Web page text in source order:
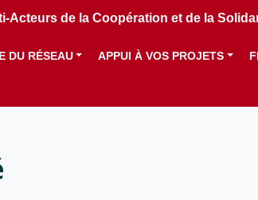
Acteurs de la Coopération et de la
DU RÉSEAU APPUI À VOS PROJETS